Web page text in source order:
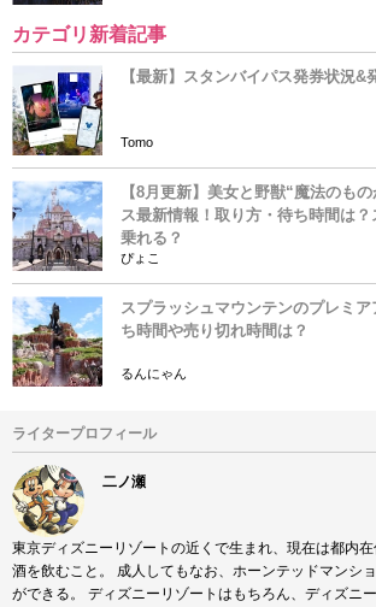
カテゴリ新着記事
【最新】スタンバイパス発券状況&
Tomo
【8月更新】美女と野獣“魔法のも
ス最新情報！取り方・待ち時間は
乗れる？
ぴょこ
スプラッシュマウンテンのプレミ
ち時間や売り切れ時間は？
るんにゃん
ライタープロフィール
二ノ瀬
東京ディズニーリゾートの近くで生まれ、現在は都内
酒を飲むこと。 成人してもなお、ホーンテッドマンシ
ができる。 ディズニーリゾートはもちろん、ディズニ